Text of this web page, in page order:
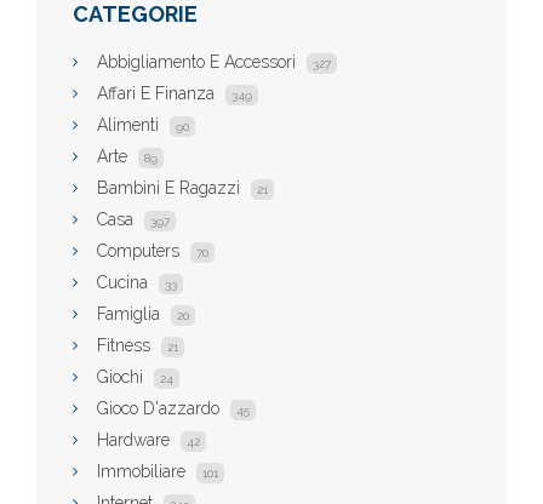
CATEGORIE
Abbigliamento E Accessori 327
Affari E Finanza 349
Alimenti 90
Arte 89
Bambini E Ragazzi 21
Casa 397
Computers 70
Cucina 33
Famiglia 20
Fitness 21
Giochi 24
Gioco D'azzardo 45
Hardware 42
Immobiliare 101